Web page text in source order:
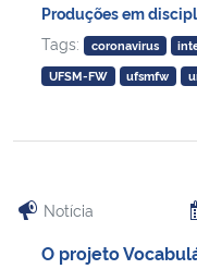
Produções em
Tags:
coronavirus
UFSM-FW
ufsmfw
Notícia
O projeto